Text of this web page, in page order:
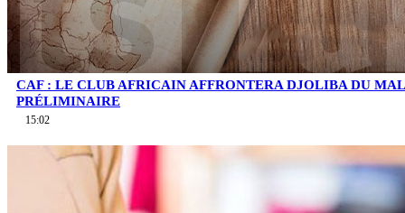
CAF : LE CLUB AFRICAIN AFFRONTERA DJOLIBA DU
PRÉLIMINAIRE
15:02